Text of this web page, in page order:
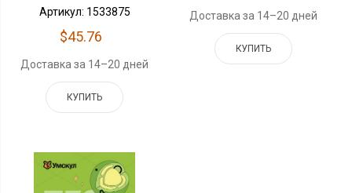
Артикул: 1533875
$45.76
Доставка за 14–20 дней
КУПИТЬ
Доставка за 14–20 дней
КУПИТЬ